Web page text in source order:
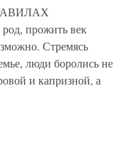
прожить век
Стремясь
люди боролись не
и капризной, а